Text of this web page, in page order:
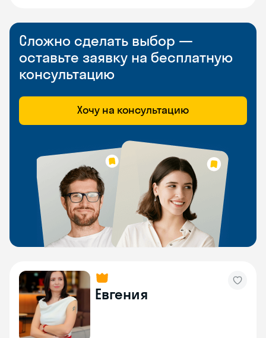
Сложно сделать выбор —
оставьте заявку на бесплатную
консультацию
Хочу на консультацию
Евгения